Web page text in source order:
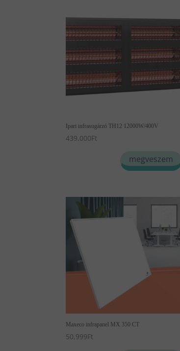
Ipari infrasugárzó TH12 12000W/400V
439,000Ft
megveszem
Maxeco infrapanel MX 350 CT
50,999Ft